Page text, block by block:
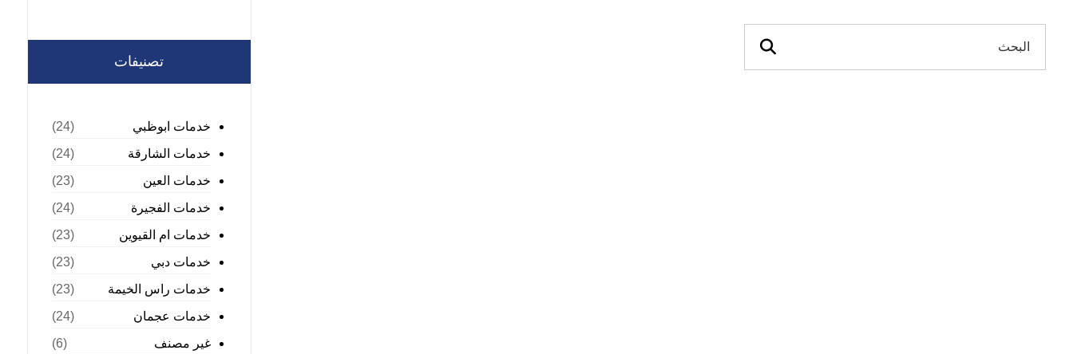
تصنيفات
خدمات ابوظبي
(24)
خدمات الشارقة
(24)
خدمات العين
(23)
خدمات الفجيرة
(24)
خدمات ام القيوين
(23)
خدمات دبي
(23)
خدمات راس الخيمة
(23)
خدمات عجمان
(24)
غير مصنف
(6)